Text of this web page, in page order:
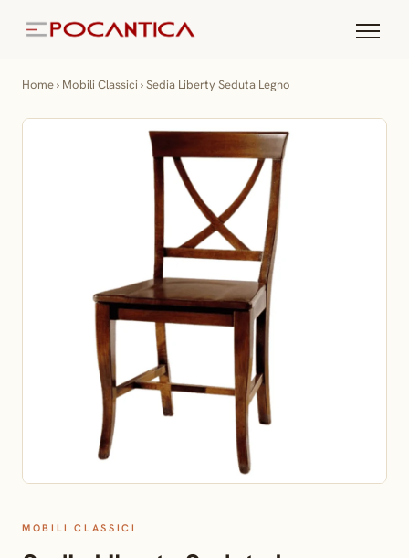
Home› Mobili Classici ›Sedia Liberty Seduta Legno
MOBILI CLASSICI